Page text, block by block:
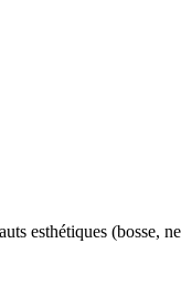
esthétiques (bosse,